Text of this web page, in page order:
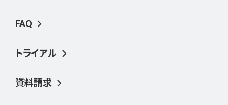
FAQ
トライアル
資料請求